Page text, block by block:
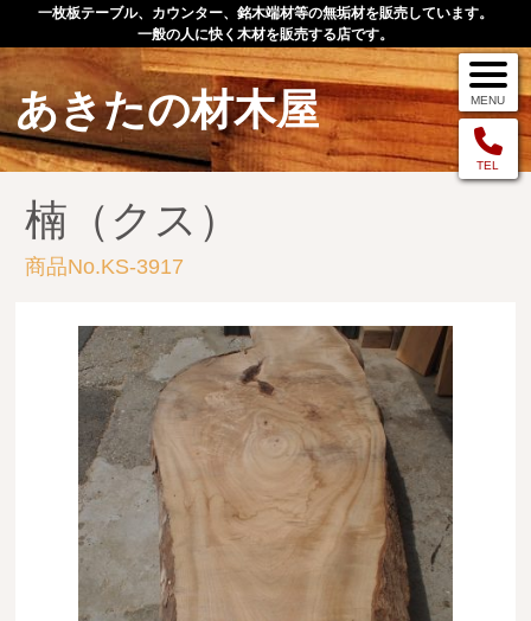
一枚板テーブル、カウンター、銘木端材等の無垢材を販売しています。
一般の人に快く木材を販売する店です。
あきたの材木屋
TEL
MENU
メニュー
TOP
作品例
手作りオーダー家具
店舗案内
お問い合わせ
お客様の声
お買い物の流れ
送料・お支払い方法について
ご注文前の注意点
楠（クス）
商品No.KS-3917